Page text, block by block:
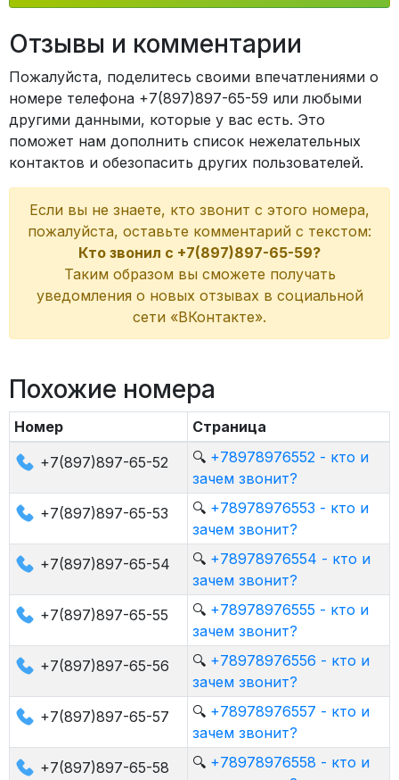
Отзывы и комментарии
Пожалуйста, поделитесь своими впечатлениями о
номере телефона +7(897)897-65-59 или любыми
другими данными, которые у вас есть. Это
поможет нам дополнить список нежелательных
контактов и обезопасить других пользователей.
Если вы не знаете, кто звонит с этого номера,
пожалуйста, оставьте комментарий с текстом:
Кто звонил с +7(897)897-65-59?
Таким образом вы сможете получать
уведомления о новых отзывах в социальной
сети «ВКонтакте».
Похожие номера
Номер
Страница
+7(897)897-65-52
🔍 +78978976552 - кто и
зачем звонит?
+7(897)897-65-53
🔍 +78978976553 - кто и
зачем звонит?
+7(897)897-65-54
🔍 +78978976554 - кто и
зачем звонит?
+7(897)897-65-55
🔍 +78978976555 - кто и
зачем звонит?
+7(897)897-65-56
🔍 +78978976556 - кто и
зачем звонит?
+7(897)897-65-57
🔍 +78978976557 - кто и
зачем звонит?
+7(897)897-65-58
🔍 +78978976558 - кто и